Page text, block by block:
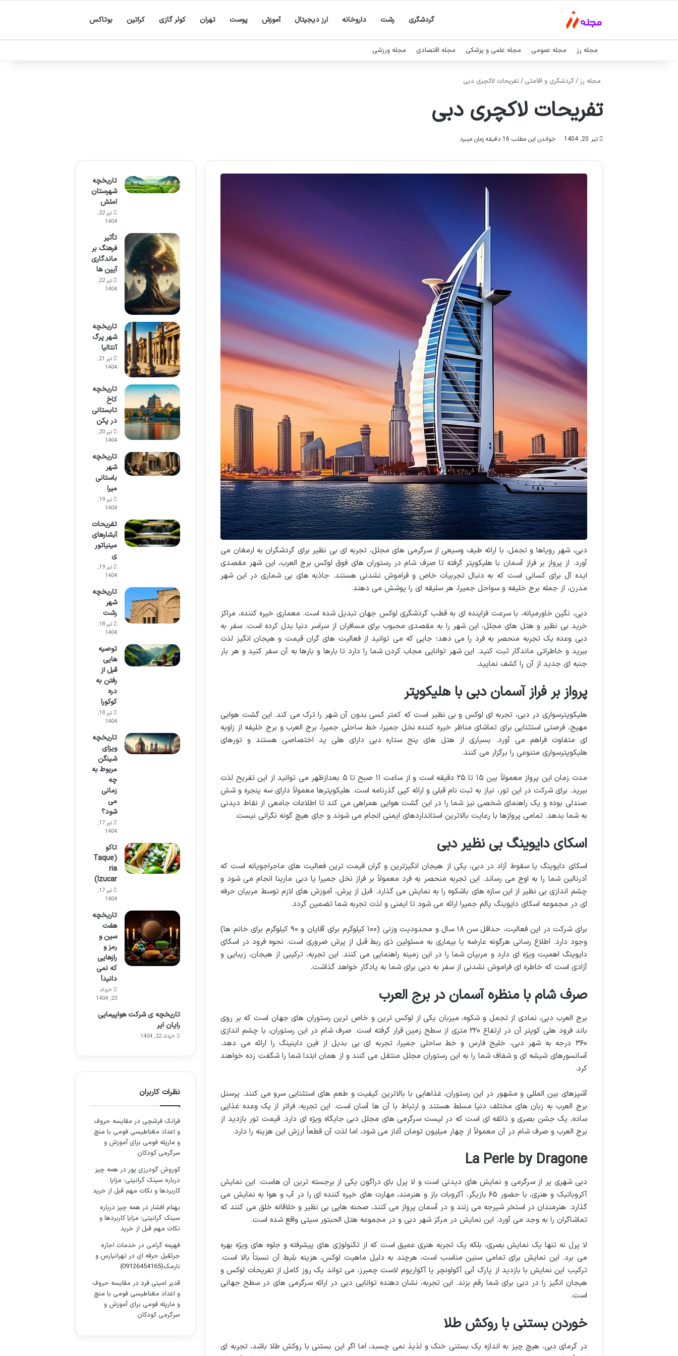
گردشگری رشت داروخانه ارز دیجیتال آموزش پوست تهران کولر گازی کراتین بوتاکس
مجله رز مجله عمومی مجله علمی و پزشکی مجله اقتصادی مجله ورزشی
مجله رز/گردشگری و اقامتی / تفریحات لاکچری دبی
تفریحات لاکچری دبی
تیر 20, 1404 خواندن این مطلب 16 دقیقه زمان میبرد
دبی، شهر رویاها و تجمل، با ارائه طیف وسیعی از سرگرمی های مجلل، تجربه ای بی نظیر برای گردشگران به ارمغان می
آورد. از پرواز بر فراز آسمان با هلیکوپتر گرفته تا صرف شام در رستوران های فوق لوکس برج العرب، این شهر مقصدی
ایده آل برای کسانی است که به دنبال تجربیات خاص و فراموش نشدنی هستند. جاذبه های بی شماری در این شهر
مدرن، از جمله برج خلیفه و سواحل جمیرا، هر سلیقه ای را پوشش می دهند.
دبی، نگین خاورمیانه، با سرعت فزاینده ای به قطب گردشگری لوکس جهان تبدیل شده است. معماری خیره کننده، مراکز
خرید بی نظیر و هتل های مجلل، این شهر را به مقصدی محبوب برای مسافران از سراسر دنیا بدل کرده است. سفر به
دبی وعده یک تجربه منحصر به فرد را می دهد؛ جایی که می توانید از فعالیت های گران قیمت و هیجان انگیز لذت
ببرید و خاطراتی ماندگار ثبت کنید. این شهر توانایی مجاب کردن شما را دارد تا بارها و بارها به آن سفر کنید و هر بار
جنبه ای جدید از آن را کشف نمایید.
پرواز بر فراز آسمان دبی با هلیکوپتر
هلیکوپترسواری در دبی، تجربه ای لوکس و بی نظیر است که کمتر کسی بدون آن شهر را ترک می کند. این گشت هوایی
مهیج، فرصتی استثنایی برای تماشای مناظر خیره کننده نخل جمیرا، خط ساحلی جمیرا، برج العرب و برج خلیفه از زاویه
ای متفاوت فراهم می آورد. بسیاری از هتل های پنج ستاره دبی دارای هلی پد اختصاصی هستند و تورهای
هلیکوپترسواری متنوعی را برگزار می کنند.
مدت زمان این پرواز معمولاً بین ۱۵ تا ۲۵ دقیقه است و از ساعت ۱۱ صبح تا ۵ بعدازظهر می توانید از این تفریح لذت
ببرید. برای شرکت در این تور، نیاز به ثبت نام قبلی و ارائه کپی گذرنامه است. هلیکوپترها معمولاً دارای سه پنجره و شش
صندلی بوده و یک راهنمای شخصی نیز شما را در این گشت هوایی همراهی می کند تا اطلاعات جامعی از نقاط دیدنی
به شما بدهد. تمامی پروازها با رعایت بالاترین استانداردهای ایمنی انجام می شوند و جای هیچ گونه نگرانی نیست.
اسکای دایوینگ بی نظیر دبی
اسکای دایوینگ یا سقوط آزاد در دبی، یکی از هیجان انگیزترین و گران قیمت ترین فعالیت های ماجراجویانه است که
آدرنالین شما را به اوج می رساند. این تجربه منحصر به فرد معمولاً بر فراز نخل جمیرا یا دبی مارینا انجام می شود و
چشم اندازی بی نظیر از این سازه های باشکوه را به نمایش می گذارد. قبل از پرش، آموزش های لازم توسط مربیان حرفه
ای در مجموعه اسکای دایوینگ پالم جمیرا ارائه می شود تا ایمنی و لذت تجربه شما تضمین گردد.
برای شرکت در این فعالیت، حداقل سن ۱۸ سال و محدودیت وزنی (۱۰۰ کیلوگرم برای آقایان و ۹۰ کیلوگرم برای خانم ها)
وجود دارد. اطلاع رسانی هرگونه عارضه یا بیماری به مسئولین ذی ربط قبل از پرش ضروری است. نحوه فرود در اسکای
دایوینگ اهمیت ویژه ای دارد و مربیان شما را در این زمینه راهنمایی می کنند. این تجربه، ترکیبی از هیجان، زیبایی و
آزادی است که خاطره ای فراموش نشدنی از سفر به دبی برای شما به یادگار خواهد گذاشت.
صرف شام با منظره آسمان در برج العرب
برج العرب دبی، نمادی از تجمل و شکوه، میزبان یکی از لوکس ترین و خاص ترین رستوران های جهان است که بر روی
باند فرود هلی کوپتر آن در ارتفاع ۲۲۰ متری از سطح زمین قرار گرفته است. صرف شام در این رستوران، با چشم اندازی
۳۶۰ درجه به شهر دبی، خلیج فارس و خط ساحلی جمیرا، تجربه ای بی بدیل از فین داینینگ را ارائه می دهد.
آسانسورهای شیشه ای و شفاف شما را به این رستوران مجلل منتقل می کنند و از همان ابتدا شما را شگفت زده خواهند
کرد.
آشپزهای بین المللی و مشهور در این رستوران، غذاهایی با بالاترین کیفیت و طعم های استثنایی سرو می کنند. پرسنل
برج العرب به زبان های مختلف دنیا مسلط هستند و ارتباط با آن ها آسان است. این تجربه، فراتر از یک وعده غذایی
ساده، یک جشن بصری و ذائقه ای است که در لیست سرگرمی های مجلل دبی جایگاه ویژه ای دارد. قیمت تور بازدید از
برج العرب و صرف شام در آن معمولاً از چهار میلیون تومان آغاز می شود، اما لذت آن قطعاً ارزش این هزینه را دارد.
La Perle by Dragone
دبی شهری پر از سرگرمی و نمایش های دیدنی است و لا پرل بای دراگون یکی از برجسته ترین آن هاست. این نمایش
آکروباتیک و هنری، با حضور ۶۵ بازیگر، آکروبات باز و هنرمند، مهارت های خیره کننده ای را در آب و هوا به نمایش می
گذارد. هنرمندان در استخر شیرجه می زنند و در آسمان پرواز می کنند، صحنه هایی بی نظیر و خلاقانه خلق می کنند که
تماشاگران را به وجد می آورد. این نمایش در مرکز شهر دبی و در مجموعه هتل الحبتور سیتی واقع شده است.
لا پرل نه تنها یک نمایش بصری، بلکه یک تجربه هنری عمیق است که از تکنولوژی های پیشرفته و جلوه های ویژه بهره
می برد. این نمایش برای تمامی سنین مناسب است، هرچند به دلیل ماهیت لوکس، هزینه بلیط آن نسبتاً بالا است.
ترکیب این نمایش با بازدید از پارک آبی آکواونچر یا آکواریوم لاست چمبرز، می تواند یک روز کامل از تفریحات لوکس و
هیجان انگیز را در دبی برای شما رقم بزند. این تجربه، نشان دهنده توانایی دبی در ارائه سرگرمی های در سطح جهانی
است.
خوردن بستنی با روکش طلا
در گرمای دبی، هیچ چیز به اندازه یک بستنی خنک و لذیذ نمی چسبد، اما اگر این بستنی با روکش طلا باشد، تجربه ای
تاریخچه
شهرستان
املش
تیر 22,
1404
تأثیر
فرهنگ بر
ماندگاری
آیین ها
تیر 22,
1404
تاریخچه
شهر پرگ
آنتالیا
تیر 21,
1404
تاریخچه
کاخ
تابستانی
در پکن
تیر 20,
1404
تاریخچه
شهر
باستانی
میرا
تیر 19,
1404
تفریحات
آبشارهای
مینیاتور
ی
تیر 19,
1404
تاریخچه
شهر
رشت
تیر 18,
1404
توصیه
هایی
قبل از
رفتن به
دره
کوکورا
تیر 18,
1404
تاریخچه
ویزای
شینگن
مربوط به
چه
زمانی
می
شود؟
تیر 17,
1404
تاکو
(Taque
ria
Izucar)
تیر 17,
1404
تاریخچه
هفت
سین و
رمز و
رازهایی
که نمی
دانید!
خرداد
23, 1404
تاریخچه ی شرکت هواپیمایی
رایان ایر
خرداد 22, 1404
نظرات کاربران
فرانک فرشچی در مقایسه حروف
و اعداد مغناطیسی فومی با منچ
و مارپله فومی برای آموزش و
سرگرمی کودکان
کوروش گودرزی پور در همه چیز
درباره سینک گرانیتی؛ مزایا
کاربردها و نکات مهم قبل از خرید
بهنام افشار در همه چیز درباره
سینک گرانیتی؛ مزایا کاربردها و
نکات مهم قبل از خرید
فهیمه گرامی در خدمات اجاره
جرثقیل حرفه ای در تهرانپارس و
نارمک{09126454165}
قدیر امینی فرددر مقایسه حروف
و اعداد مغناطیسی فومی با منچ
و مارپله فومی برای آموزش و
سرگرمی کودکان